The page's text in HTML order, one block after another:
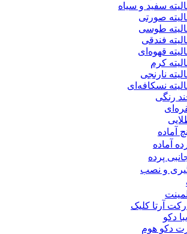
سفید و سیاه
صورتی
طوسی
فندقی
قهوه‌ای
کرم
نارنجی
نسکافه‌ای
رنگی
آماده
آماده
پرده
و نصب
آرتا کلیک
دکو
دکو هوم